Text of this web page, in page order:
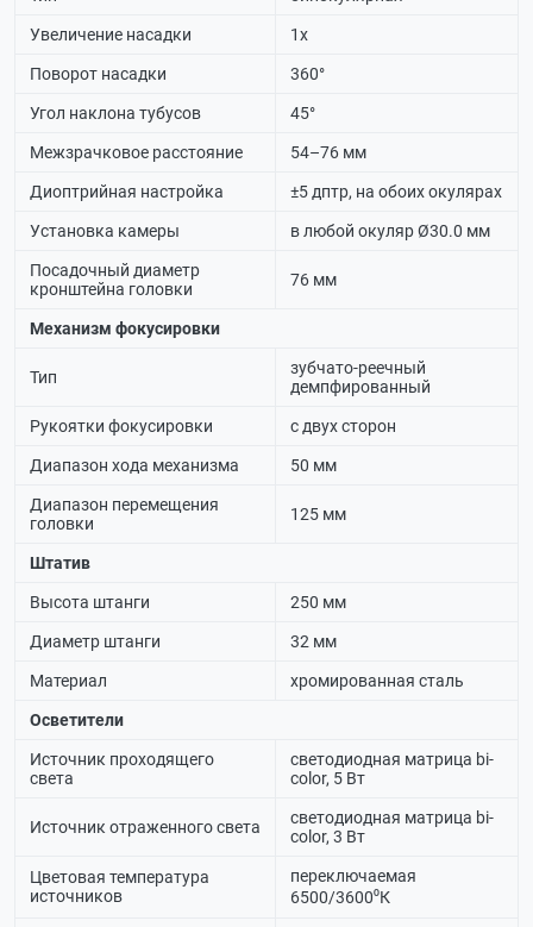
Увеличение насадки 1х
Поворот насадки 360°
Угол наклона тубусов 45°
Межзрачковое расстояние 54–76 мм
Диоптрийная настройка ±5 дптр, на обоих окулярах
Установка камеры в любой окуляр Ø30.0 мм
Посадочный диаметр
кронштейна головки
76 мм
Механизм фокусировки
Тип
зубчато-реечный
демпфированный
Рукоятки фокусировки с двух сторон
Диапазон хода механизма 50 мм
Диапазон перемещения
головки
125 мм
Штатив
Высота штанги 250 мм
Диаметр штанги 32 мм
Материал хромированная сталь
Осветители
Источник проходящего
света
светодиодная матрица bi-
color, 5 Вт
Источник отраженного света
светодиодная матрица bi-
color, 3 Вт
Цветовая температура
источников
переключаемая
6500/3600⁰К